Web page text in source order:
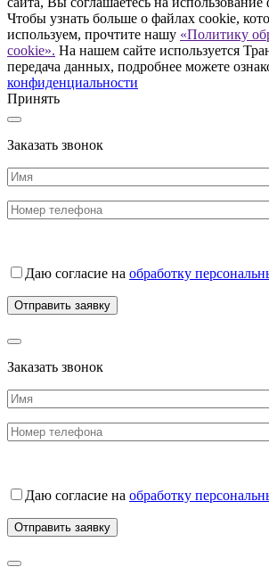
Чтобы узнать больше о файлах cookie,
используем, прочтите нашу «Политику
cookie». На нашем сайте используется
передача данных, подробнее можете
конфиденциальности
Принять
Заказать звонок
Даю согласие на обработку
Заказать звонок
Даю согласие на обработку